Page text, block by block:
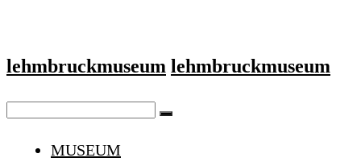
lehmbruckmuseum lehmbruckmuseum
MUSEUM